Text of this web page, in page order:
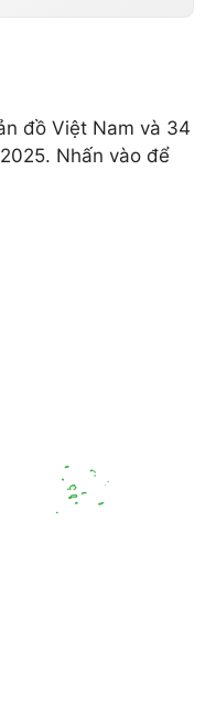
đồ Việt Nam và 34
Nhấn vào để